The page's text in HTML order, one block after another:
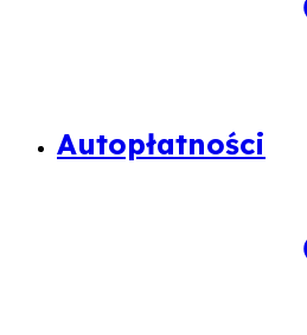
Autopłatności